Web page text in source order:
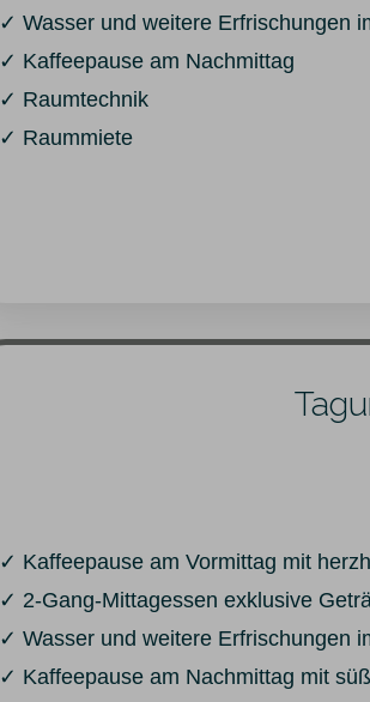
✓ Wasser und weitere Erfrischungen
✓ Kaffeepause am Nachmittag
✓ Raumtechnik
✓ Raummiete
✓ Kaffeepause am Vormittag mit
✓ 2-Gang-Mittagessen exklusive
✓ Wasser und weitere Erfrischungen
✓ Kaffeepause am Nachmittag mit